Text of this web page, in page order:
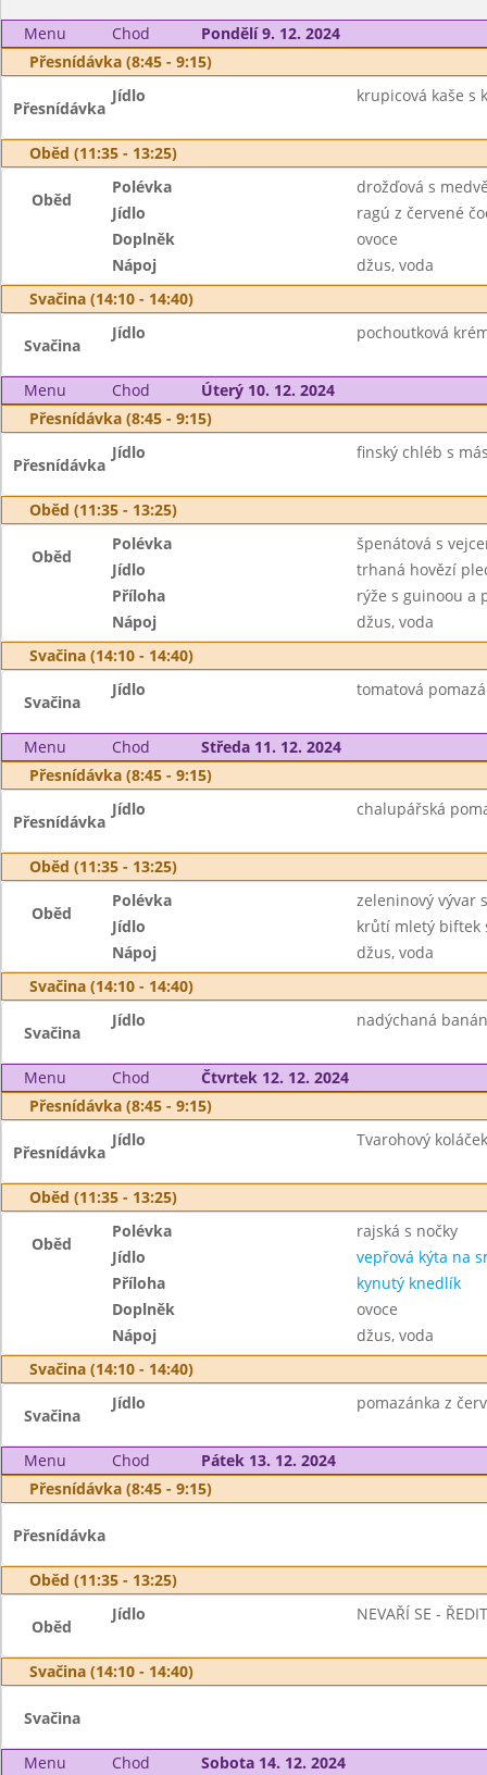
Menu Chod
Pondělí 9. 12. 2024
Přesnídávka (8:45 - 9:15)
Přesnídávka
Jídlo krupicová kaše s
Oběd (11:35 - 13:25)
Oběd
Polévka
drožďová s
Jídlo
ragú z červené
Doplněk
ovoce
Nápoj
džus, voda
Svačina (14:10 - 14:40)
Svačina
Jídlo pochoutková
Menu Chod
Úterý 10. 12. 2024
Přesnídávka (8:45 - 9:15)
Přesnídávka
Jídlo finský chléb s
Oběd (11:35 - 13:25)
Oběd
Polévka
špenátová s
Jídlo
trhaná hovězí
Příloha
rýže s guinoou a
Nápoj
džus, voda
Svačina (14:10 - 14:40)
Svačina
Jídlo tomatová
Menu Chod
Středa 11. 12. 2024
Přesnídávka (8:45 - 9:15)
Přesnídávka
Jídlo chalupářská
Oběd (11:35 - 13:25)
Oběd
Polévka
zeleninový vývar
Jídlo
krůtí mletý biftek
Nápoj
džus, voda
Svačina (14:10 - 14:40)
Svačina
Jídlo nadýchaná
Menu Chod
Čtvrtek 12. 12. 2024
Přesnídávka (8:45 - 9:15)
Přesnídávka
Jídlo Tvarohový
Oběd (11:35 - 13:25)
Oběd
Polévka
rajská s nočky
Jídlo
vepřová kýta na
Příloha
kynutý knedlík
Doplněk
ovoce
Nápoj
džus, voda
Svačina (14:10 - 14:40)
Svačina
Jídlo pomazánka z
Menu Chod
Pátek 13. 12. 2024
Přesnídávka (8:45 - 9:15)
Přesnídávka
Oběd (11:35 - 13:25)
Oběd
Jídlo NEVAŘÍ SE -
Svačina (14:10 - 14:40)
Svačina
Menu Chod Sobota 14. 12. 2024